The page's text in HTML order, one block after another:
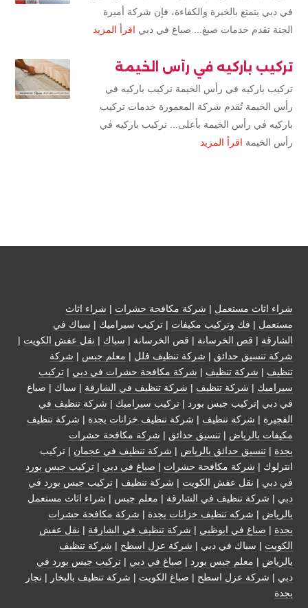
في دبي يتمتع بالخبرة والكفاءة، فإن شركة أميرة
الجنة تقدم خدمات صبغ... صباغ في دبي اقرأ المزيد
تركيب باركيه في رأس الخيمة
تركيب باركيه في رأس الخيمة تركيب باركيه في
رأس الخيمة تُقدم شركة المعمورة خدمات تركيب
باركيه في رأس الخيمة بأعلى... تركيب باركيه في
رأس الخيمة اقرأ المزيد
شراء اثاث مستعمل | شركة مكافحة حشرات | شراء اثاث
مستعمل | فك وتركيب مكيفات | تركيب سيراميك | سباك في
الشارقة | قص الخرسانة | قص الخرسانة | سباك | نقل عفش الكويت |
شركة تنسيق حدائق | شركة تنظيف فلل | معلم جبس | شركة
تنظيف | شركة تنظيف | شركة مكافحة حشرات في دبي | تركيب
سيراميك | شركة تنظيف | شركة تنظيف في الشارقة | سباك | صباغ
في دبي |تركيب جبس بورد | تركيب سيراميك | شركة تنظيف في
الفجيرة | شركة تنظيف | شركة تنظيف خزانات بجدة | شركة تنظيف
مكيفات بالرياض | تنسيق حدائق | شركة مكافحة حشرات
بجدة | تنسيق حدائق بالرياض | شركة تنظيف في عجمان | تركيب
انترلوك | شركة مكافحة حشرات | صباغ في دبي | تركيب جبس بورد
في دبي | نقل عفش الكويت | شركة تنظيف | تركيب جبس بورد في
دبي | شركة تنظيف في الشارقة | معلم جبس | شراء اثاث مستعمل
بالرياض | شركه تنظيف خزانات بجدة | شركة مكافحة حشرات
بجدة | صباغ في ابوظبي | شركة تنظيف في الشارقة | نقل عفش
الكويت | سباك في دبي | شركة عزل اسطح | شركة تنظيف
بالرياض | معلم جبس بورد | صباغ في دبي | تركيب جبس بورد في
دبي | شركة عزل اسطح | صباغ الكويت | شركة تنظيف بالبخار | نجار
بجدة